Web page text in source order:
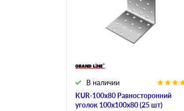
KUR-100х80 Равносторонний
уголок 100х100х80 (25 шт)
В наличии